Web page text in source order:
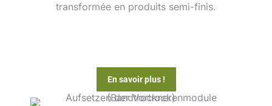
transformée en produits semi-finis.
En savoir plus !